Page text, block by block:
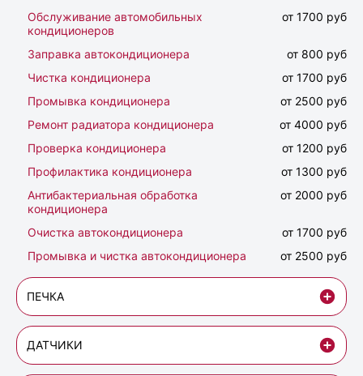
Обслуживание автомобильных
кондиционеров
от 1700 руб
Заправка автокондиционера
от 800 руб
Чистка кондиционера
от 1700 руб
Промывка кондиционера
от 2500 руб
Ремонт радиатора кондиционера
от 4000 руб
Проверка кондиционера
от 1200 руб
Профилактика кондиционера
от 1300 руб
Антибактериальная обработка
кондиционера
от 2000 руб
Очистка автокондиционера
от 1700 руб
Промывка и чистка автокондиционера
от 2500 руб
ПЕЧКА
ДАТЧИКИ